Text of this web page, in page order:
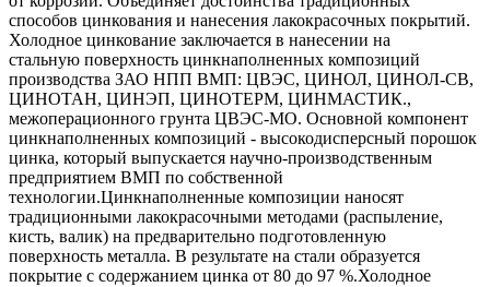
способов цинкования и нанесения лакокрасочных покрытий.
Холодное цинкование заключается в нанесении на
стальную поверхность цинкнаполненных композиций
производства ЗАО НПП ВМП: ЦВЭС, ЦИНОЛ, ЦИНОЛ-СВ,
ЦИНОТАН, ЦИНЭП, ЦИНОТЕРМ, ЦИНМАСТИК.,
межоперационного грунта ЦВЭС-МО. Основной компонент
цинкнаполненных композиций - высокодисперсный порошок
цинка, который выпускается научно-производственным
предприятием ВМП по собственной
технологии.Цинкнаполненные композиции наносят
традиционными лакокрасочными методами (распыление,
кисть, валик) на предварительно подготовленную
поверхность металла. В результате на стали образуется
покрытие с содержанием цинка от 80 до 97 %.Холодное